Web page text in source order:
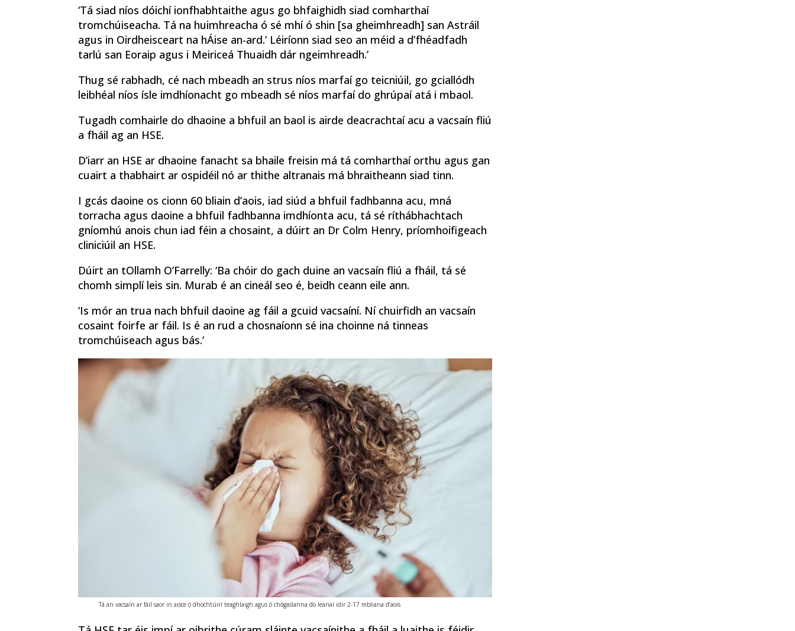
‘Tá siad níos dóichí ionfhabhtaithe agus go bhfaighidh siad comharthaí
tromchúiseacha. Tá na huimhreacha ó sé mhí ó shin [sa gheimhreadh] san Astráil
agus in Oirdheisceart na hÁise an-ard.’ Léiríonn siad seo an méid a d’fhéadfadh
tarlú san Eoraip agus i Meiriceá Thuaidh dár ngeimhreadh.’
Thug sé rabhadh, cé nach mbeadh an strus níos marfaí go teicniúil, go gciallódh
leibhéal níos ísle imdhíonacht go mbeadh sé níos marfaí do ghrúpaí atá i mbaol.
Tugadh comhairle do dhaoine a bhfuil an baol is airde deacrachtaí acu a vacsaín fliú
a fháil ag an HSE.
D’iarr an HSE ar dhaoine fanacht sa bhaile freisin má tá comharthaí orthu agus gan
cuairt a thabhairt ar ospidéil nó ar thithe altranais má bhraitheann siad tinn.
I gcás daoine os cionn 60 bliain d’aois, iad siúd a bhfuil fadhbanna acu, mná
torracha agus daoine a bhfuil fadhbanna imdhíonta acu, tá sé ríthábhachtach
gníomhú anois chun iad féin a chosaint, a dúirt an Dr Colm Henry, príomhoifigeach
cliniciúil an HSE.
Dúirt an tOllamh O’Farrelly: ‘Ba chóir do gach duine an vacsaín fliú a fháil, tá sé
chomh simplí leis sin. Murab é an cineál seo é, beidh ceann eile ann.
‘Is mór an trua nach bhfuil daoine ag fáil a gcuid vacsaíní. Ní chuirfidh an vacsaín
cosaint foirfe ar fáil. Is é an rud a chosnaíonn sé ina choinne ná tinneas
tromchúiseach agus bás.’
Tá an vacsaín ar fáil saor in aisce ó dhochtúirí teaghlaigh agus ó chógaslanna do leanaí idir 2-17 mbliana d’aois